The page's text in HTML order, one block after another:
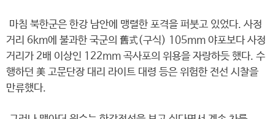
마침 북한군은 한강 남안에 맹렬한 포격을 퍼붓고 있었다. 사정
거리 6km에 불과한 국군의 舊式(구식) 105mm 야포보다 사정
거리가 2배 이상인 122mm 곡사포의 위용을 자랑하듯 했다. 수
행하던 美 고문단장 대리 라이트 대령 등은 위험한 전선 시찰을
만류했다.